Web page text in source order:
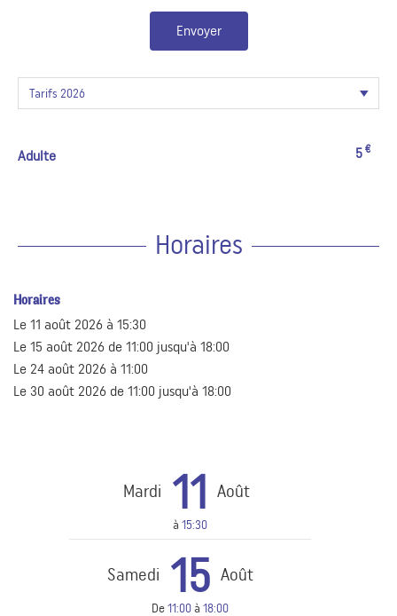
Envoyer
Adulte 5 €
Horaires
Horaires
Le 11 août 2026 à 15:30
Le 15 août 2026 de 11:00 jusqu'à 18:00
Le 24 août 2026 à 11:00
Le 30 août 2026 de 11:00 jusqu'à 18:00
Mardi 11 Août
à 15:30
Samedi 15 Août
De11:00à 18:00